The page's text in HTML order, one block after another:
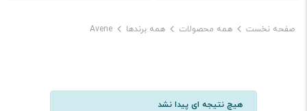
صفحه نخست همه محصولات همه برندها Avene
هیچ نتیجه ای پیدا نشد